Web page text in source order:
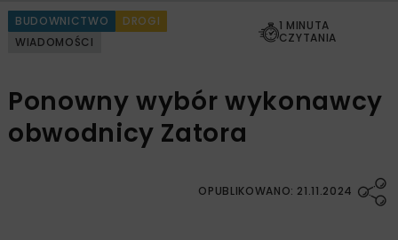
BUDOWNICTWO
DROGI
WIADOMOŚCI
1 MINUTA
CZYTANIA
Ponowny wybór wykonawcy
obwodnicy Zatora
OPUBLIKOWANO: 21.11.2024